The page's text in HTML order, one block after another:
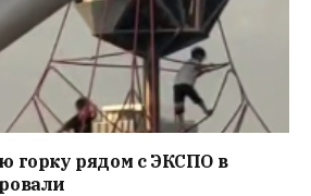
горку рядом с ЭКСПО в